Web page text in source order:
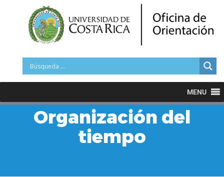
MENU
Organización del
tiempo